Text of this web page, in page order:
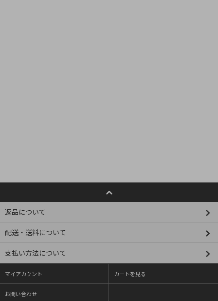
返品について
配送・送料について
支払い方法について
マイアカウント カートを見る
お問い合わせ